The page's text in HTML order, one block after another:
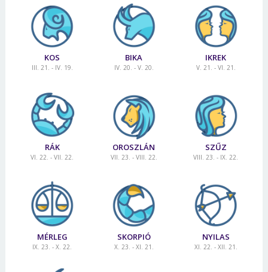
KOS
III. 21. - IV. 19.
BIKA
IV. 20. - V. 20.
IKREK
V. 21. - VI. 21.
RÁK
VI. 22. - VII. 22.
OROSZLÁN
VII. 23. - VIII. 22.
SZŰZ
VIII. 23. - IX. 22.
MÉRLEG
IX. 23. - X. 22.
SKORPIÓ
X. 23. - XI. 21.
NYILAS
XI. 22. - XII. 21.